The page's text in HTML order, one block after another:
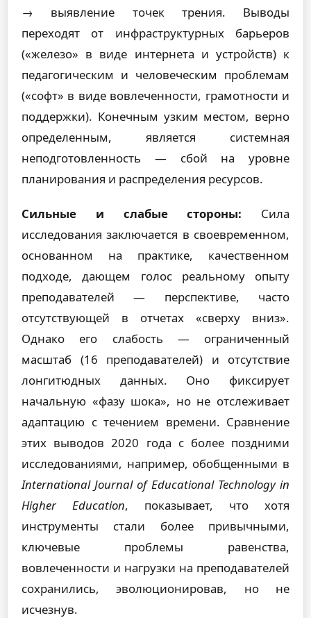
→ выявление точек трения. Выводы
переходят от инфраструктурных барьеров
(«железо» в виде интернета и устройств) к
педагогическим и человеческим проблемам
(«софт» в виде вовлеченности, грамотности и
поддержки). Конечным узким местом, верно
определенным, является системная
неподготовленность — сбой на уровне
планирования и распределения ресурсов.
Сильные и слабые стороны: Сила
исследования заключается в своевременном,
основанном на практике, качественном
подходе, дающем голос реальному опыту
преподавателей — перспективе, часто
отсутствующей в отчетах «сверху вниз».
Однако его слабость — ограниченный
масштаб (16 преподавателей) и отсутствие
лонгитюдных данных. Оно фиксирует
начальную «фазу шока», но не отслеживает
адаптацию с течением времени. Сравнение
этих выводов 2020 года с более поздними
исследованиями, например, обобщенными в
International Journal of Educational Technology in
Higher Education, показывает, что хотя
инструменты стали более привычными,
ключевые проблемы равенства,
вовлеченности и нагрузки на преподавателей
сохранились, эволюционировав, но не
исчезнув.